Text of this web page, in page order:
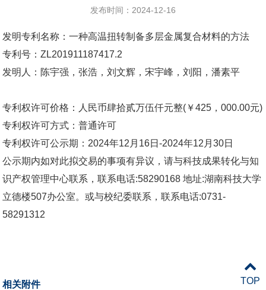
发布时间：2024-12-16
发明专利名称：一种高温扭转制备多层金属复合材料的方法
专利号：ZL201911187417.2
发明人：陈宇强，张浩，刘文辉，宋宇峰，刘阳，潘素平
专利权许可价格：人民币肆拾贰万伍仟元整(￥425，000.00元)
专利权许可方式：普通许可
专利权许可公示期：2024年12月16日-2024年12月30日
公示期内如对此拟交易的事项有异议，请与科技成果转化与知
识产权管理中心联系，联系电话:58290168 地址:湖南科技大学
立德楼507办公室。或与校纪委联系，联系电话:0731-
58291312
相关附件 TOP